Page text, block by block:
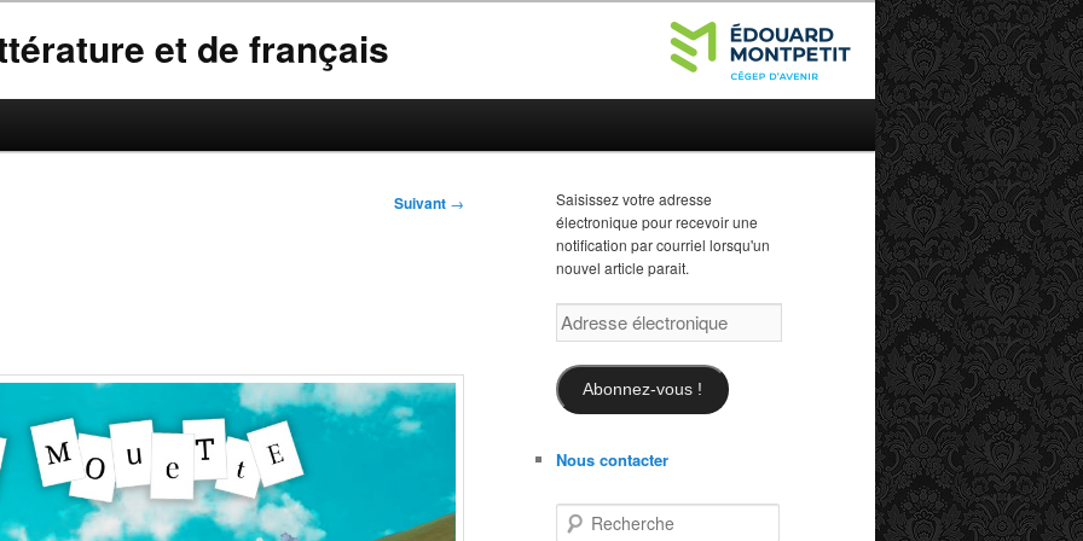
et de français
Suivant →
Saisissez votre adresse
électronique pour recevoir une
notification par courriel lorsqu'un
nouvel article parait.
Adresse
électronique
Abonnez-vous !
Nous contacter